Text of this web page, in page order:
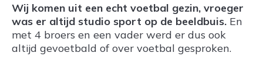
Wij komen uit een echt voetbal gezin, vroeger
was er altijd studio sport op de beeldbuis. En
met 4 broers en een vader werd er dus ook
altijd gevoetbald of over voetbal gesproken.